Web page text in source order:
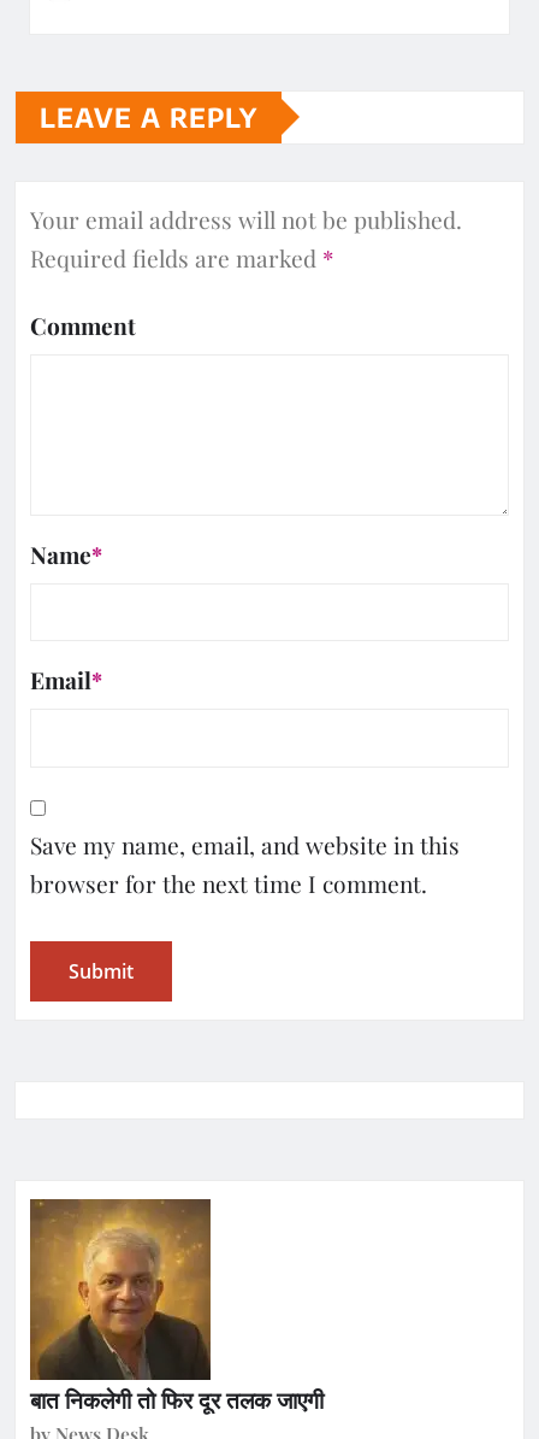
LEAVE A REPLY
Your email address will not be published.
Required fields are marked *
Comment
Name*
Email*
Save my name, email, and website in this
browser for the next time I comment.
बात निकलेगी तो फिर दूर तलक जाएगी
by News Desk